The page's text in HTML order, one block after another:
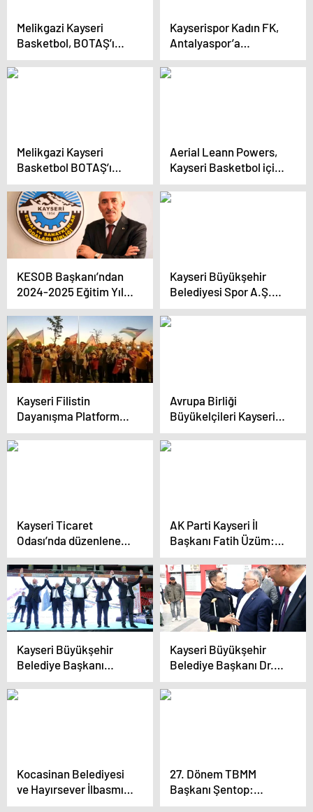
Melikgazi Kayseri
Basketbol, BOTAŞ’ı
Yenerek Galibiyet
Hasretine Son Verdi
Kayserispor Kadın FK,
Antalyaspor’a
Yenilerek Üzüntü
Yaşıyor
Melikgazi Kayseri
Basketbol BOTAŞ’ı
Mağlup Etti
Aerial Leann Powers,
Kayseri Basketbol için
sağlık kontrolünden
geçti
KESOB Başkanı’ndan
2024-2025 Eğitim Yılı
Mesajı: Öğrenciler ve
Velilere Tavsiyeler
Kayseri Büyükşehir
Belediyesi Spor A.Ş.
30 Ağustos Zafer
Bayramı’na özel
Kayseri Filistin
Dayanışma Platformu:
‘Ülkemizde Siyonist
istemiyoruz’
Avrupa Birliği
Büyükelçileri Kayseri’yi
Ziyaret Etti
Kayseri Ticaret
Odası’nda düzenlenen
AB-Kayseri İş
Forumu’nda yeşil
dönüşüm ve
dijitalleşme vurgusu
yapıldı
AK Parti Kayseri İl
Başkanı Fatih Üzüm:
Hayal tüccarlarına
Kayseri’de verecek 1
tane oyumuz yok
Kayseri Büyükşehir
Belediye Başkanı
Sivaslı Vatandaşlarla
Buluştu
Kayseri Büyükşehir
Belediye Başkanı Dr.
Memduh Büyükkılıç
Felahiye’de Projelerin
Kocasinan Belediyesi
ve Hayırsever İlbasmış
Ailesi, Aile Sağlığı
27. Dönem TBMM
Başkanı Şentop:
“Erbakan hocanın